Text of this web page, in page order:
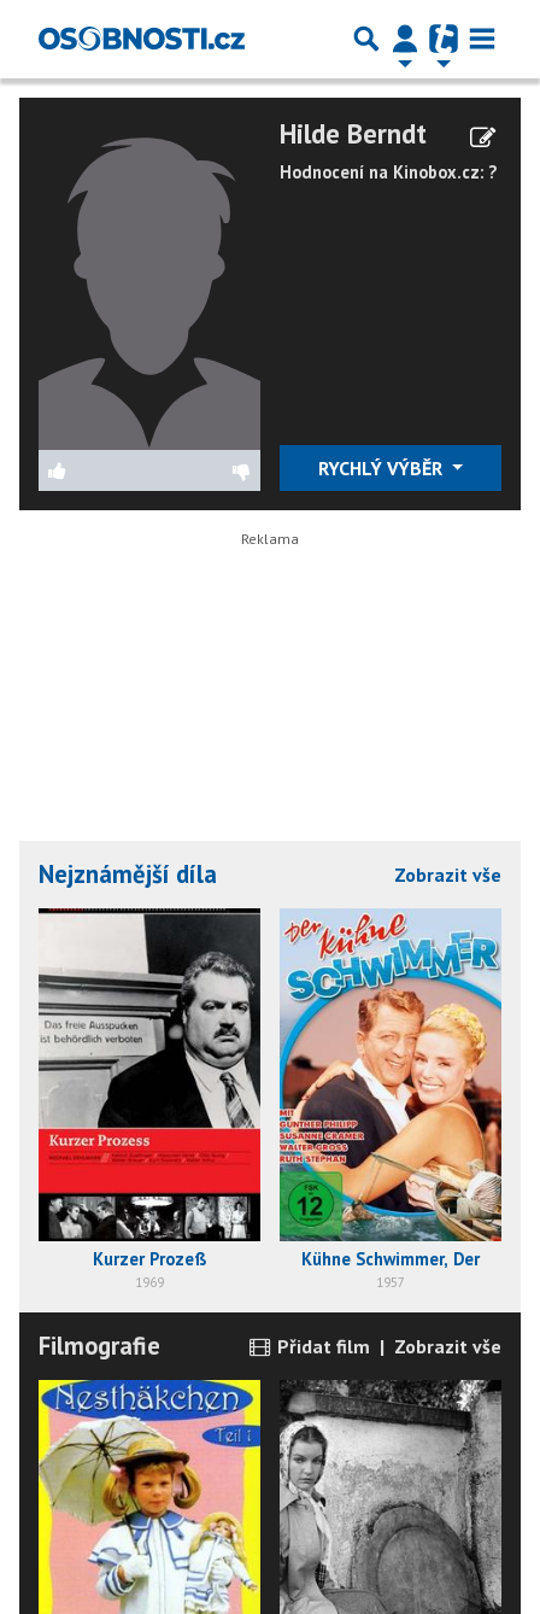
Hilde Berndt
Hodnocení na Kinobox.cz: ?
RYCHLÝ VÝBĚR
Nejznámější díla Zobrazit vše
Kurzer Prozeß
1969
Kühne Schwimmer, Der
1957
Filmografie Přidat film | Zobrazit vše